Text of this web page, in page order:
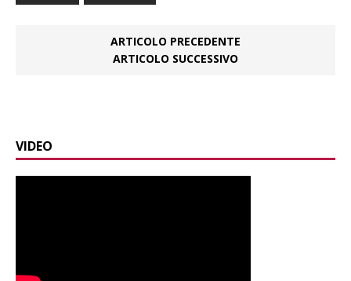
ARTICOLO PRECEDENTE
ARTICOLO SUCCESSIVO
VIDEO